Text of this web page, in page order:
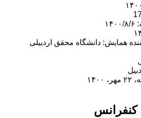
همایش: دانشگاه محقق اردبیلی